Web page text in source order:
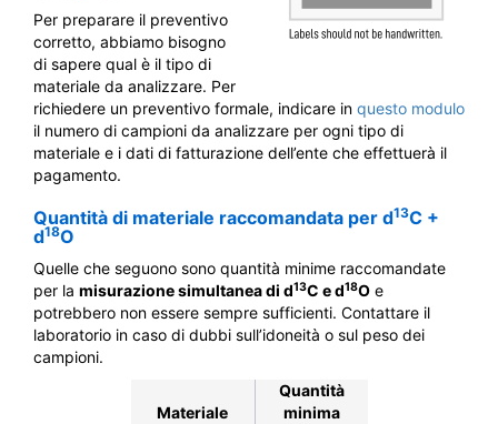
Per preparare il preventivo
corretto, abbiamo bisogno
di sapere qual è il tipo di
materiale da analizzare. Per
richiedere un preventivo formale, indicare in questo modulo
il numero di campioni da analizzare per ogni tipo di
materiale e i dati di fatturazione dell’ente che effettuerà il
pagamento.
Quantità di materiale raccomandata per d13C +
d18O
Quelle che seguono sono quantità minime raccomandate
per la misurazione simultanea di d13C e d18O e
potrebbero non essere sempre sufficienti. Contattare il
laboratorio in caso di dubbi sull’idoneità o sul peso dei
campioni.
Materiale
Quantità
minima